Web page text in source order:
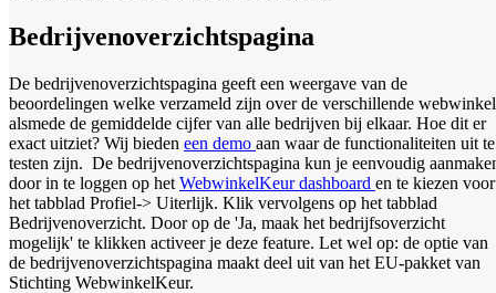
Bedrijvenoverzichtspagina
De bedrijvenoverzichtspagina geeft een weergave van de
beoordelingen welke verzameld zijn over de verschillende
alsmede de gemiddelde cijfer van alle bedrijven bij elkaar. Hoe dit er
exact uitziet? Wij bieden een demo aan waar de functionaliteiten uit te
testen zijn. De bedrijvenoverzichtspagina kun je eenvoudig
door in te loggen op het WebwinkelKeur dashboard en te kiezen voor
het tabblad Profiel-> Uiterlijk. Klik vervolgens op het tabblad
Bedrijvenoverzicht. Door op de 'Ja, maak het bedrijfsoverzicht
mogelijk' te klikken activeer je deze feature. Let wel op: de optie van
de bedrijvenoverzichtspagina maakt deel uit van het EU-pakket van
Stichting WebwinkelKeur.